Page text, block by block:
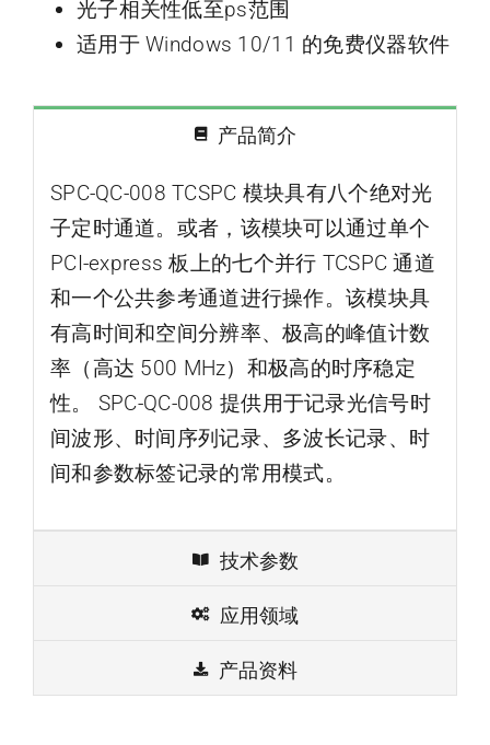
光子相关性低至ps范围
适用于 Windows 10/11 的免费仪器软件
产品简介
SPC-QC-008 TCSPC 模块具有八个绝对光
子定时通道。或者，该模块可以通过单个
PCI-express 板上的七个并行 TCSPC 通道
和一个公共参考通道进行操作。该模块具
有高时间和空间分辨率、极高的峰值计数
率（高达 500 MHz）和极高的时序稳定
性。 SPC-QC-008 提供用于记录光信号时
间波形、时间序列记录、多波长记录、时
间和参数标签记录的常用模式。
技术参数
应用领域
产品资料